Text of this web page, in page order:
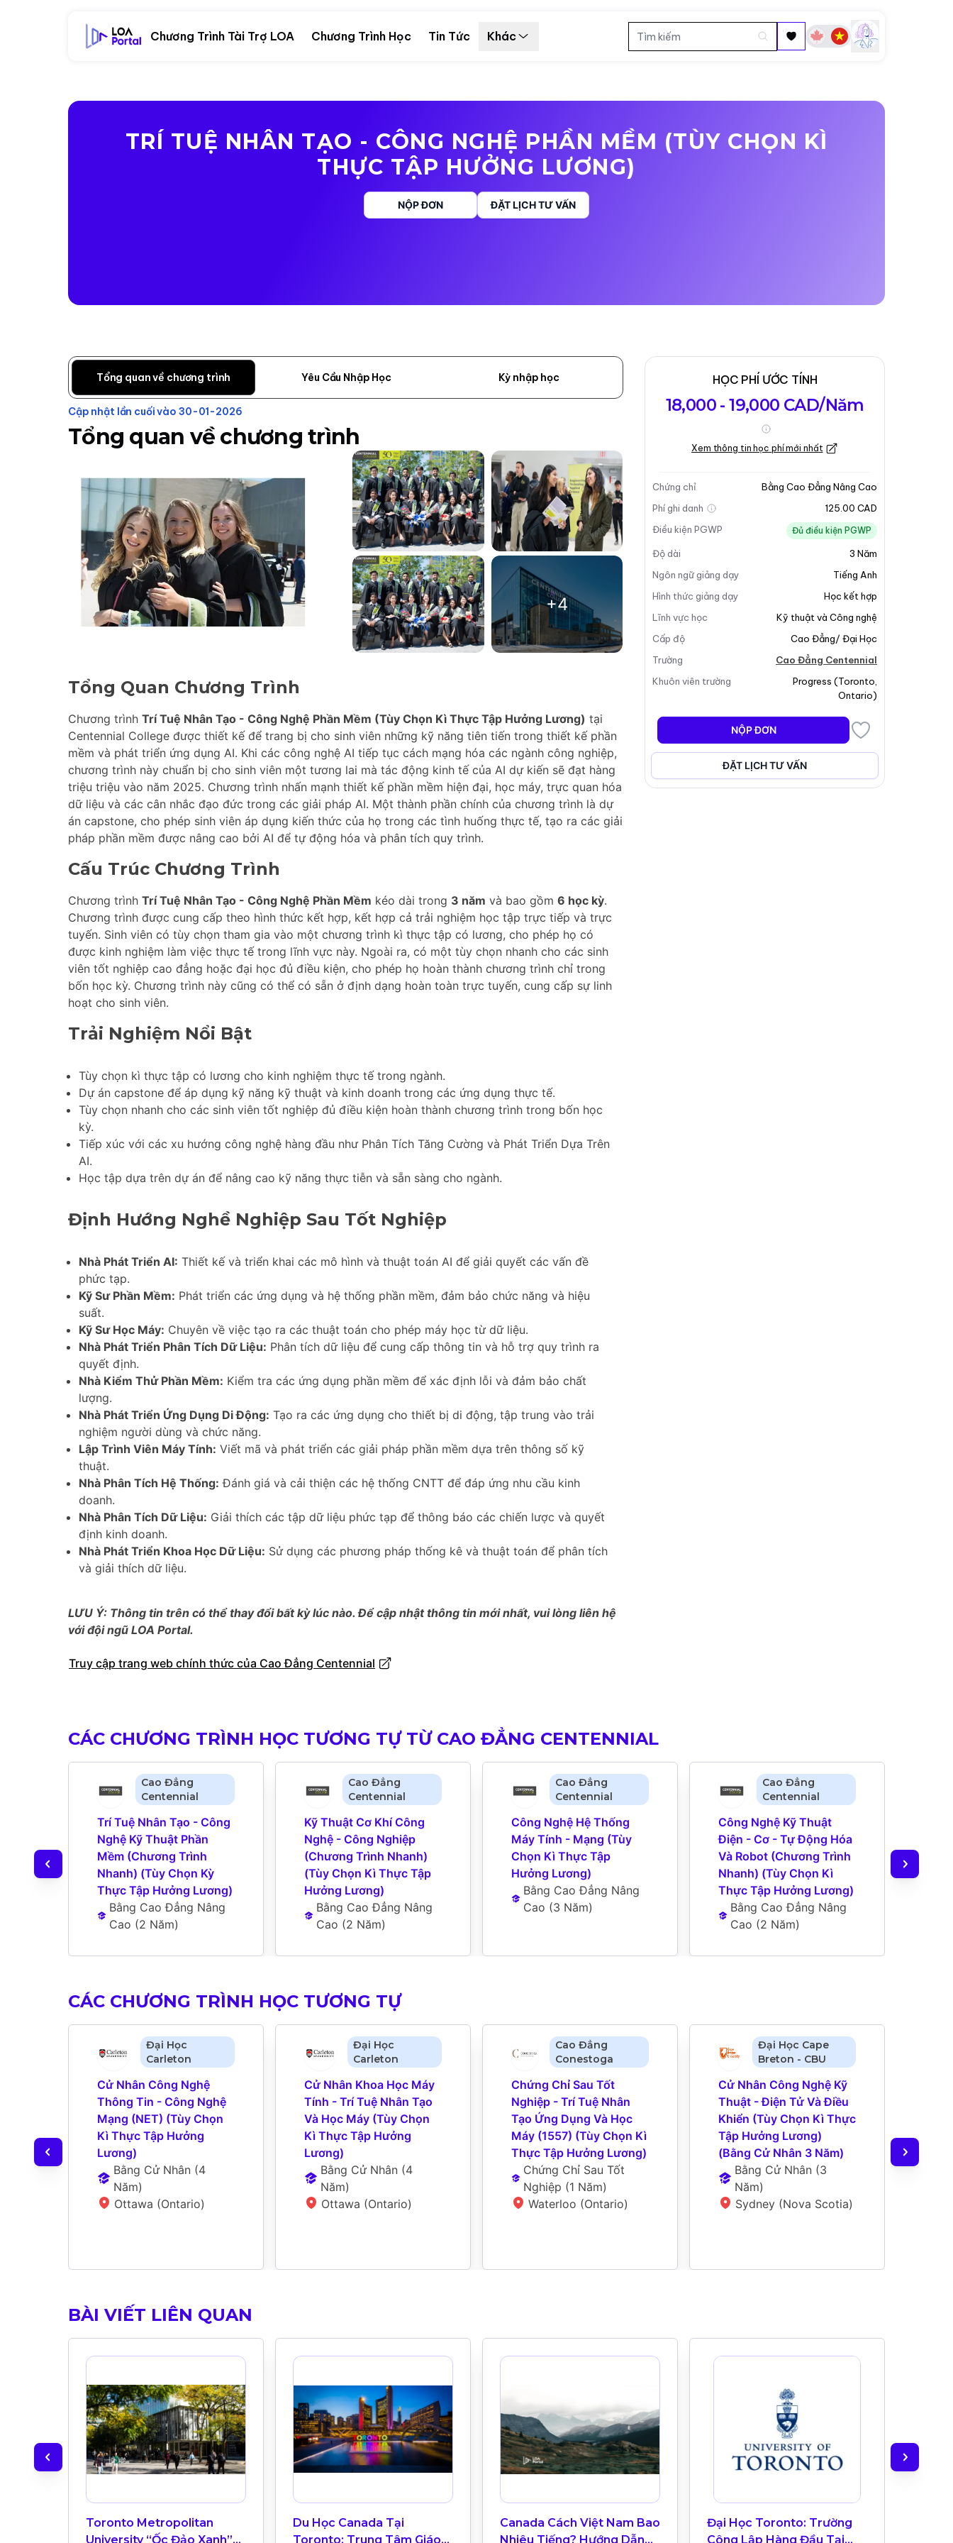
Chương Trình Tài Trợ LOA Chương Trình Học Tin Tức Khác
TRÍ TUỆ NHÂN TẠO - CÔNG NGHỆ PHẦN MỀM (TÙY CHỌN KÌ
THỰC TẬP HƯỞNG LƯƠNG)
NỘP ĐƠN ĐẶT LỊCH TƯ VẤN
Tổng quan về chương trình Yêu Cầu Nhập Học Kỳ nhập học
Cập nhật lần cuối vào 30-01-2026
Tổng quan về chương trình
+4
Tổng Quan Chương Trình
Chương trình Trí Tuệ Nhân Tạo - Công Nghệ Phần Mềm (Tùy Chọn Kì Thực Tập Hưởng Lương) tại
Centennial College được thiết kế để trang bị cho sinh viên những kỹ năng tiên tiến trong thiết kế phần
mềm và phát triển ứng dụng AI. Khi các công nghệ AI tiếp tục cách mạng hóa các ngành công nghiệp,
chương trình này chuẩn bị cho sinh viên một tương lai mà tác động kinh tế của AI dự kiến sẽ đạt hàng
triệu triệu vào năm 2025. Chương trình nhấn mạnh thiết kế phần mềm hiện đại, học máy, trực quan hóa
dữ liệu và các cân nhắc đạo đức trong các giải pháp AI. Một thành phần chính của chương trình là dự
án capstone, cho phép sinh viên áp dụng kiến thức của họ trong các tình huống thực tế, tạo ra các giải
pháp phần mềm được nâng cao bởi AI để tự động hóa và phân tích quy trình.
Cấu Trúc Chương Trình
Chương trình Trí Tuệ Nhân Tạo - Công Nghệ Phần Mềm kéo dài trong 3 năm và bao gồm 6 học kỳ.
Chương trình được cung cấp theo hình thức kết hợp, kết hợp cả trải nghiệm học tập trực tiếp và trực
tuyến. Sinh viên có tùy chọn tham gia vào một chương trình kì thực tập có lương, cho phép họ có
được kinh nghiệm làm việc thực tế trong lĩnh vực này. Ngoài ra, có một tùy chọn nhanh cho các sinh
viên tốt nghiệp cao đẳng hoặc đại học đủ điều kiện, cho phép họ hoàn thành chương trình chỉ trong
bốn học kỳ. Chương trình này cũng có thể có sẵn ở định dạng hoàn toàn trực tuyến, cung cấp sự linh
hoạt cho sinh viên.
Trải Nghiệm Nổi Bật
Tùy chọn kì thực tập có lương cho kinh nghiệm thực tế trong ngành.
Dự án capstone để áp dụng kỹ năng kỹ thuật và kinh doanh trong các ứng dụng thực tế.
Tùy chọn nhanh cho các sinh viên tốt nghiệp đủ điều kiện hoàn thành chương trình trong bốn học
kỳ.
Tiếp xúc với các xu hướng công nghệ hàng đầu như Phân Tích Tăng Cường và Phát Triển Dựa Trên
AI.
Học tập dựa trên dự án để nâng cao kỹ năng thực tiễn và sẵn sàng cho ngành.
Định Hướng Nghề Nghiệp Sau Tốt Nghiệp
Nhà Phát Triển AI: Thiết kế và triển khai các mô hình và thuật toán AI để giải quyết các vấn đề
phức tạp.
Kỹ Sư Phần Mềm: Phát triển các ứng dụng và hệ thống phần mềm, đảm bảo chức năng và hiệu
suất.
Kỹ Sư Học Máy: Chuyên về việc tạo ra các thuật toán cho phép máy học từ dữ liệu.
Nhà Phát Triển Phân Tích Dữ Liệu: Phân tích dữ liệu để cung cấp thông tin và hỗ trợ quy trình ra
quyết định.
Nhà Kiểm Thử Phần Mềm: Kiểm tra các ứng dụng phần mềm để xác định lỗi và đảm bảo chất
lượng.
Nhà Phát Triển Ứng Dụng Di Động: Tạo ra các ứng dụng cho thiết bị di động, tập trung vào trải
nghiệm người dùng và chức năng.
Lập Trình Viên Máy Tính: Viết mã và phát triển các giải pháp phần mềm dựa trên thông số kỹ
thuật.
Nhà Phân Tích Hệ Thống: Đánh giá và cải thiện các hệ thống CNTT để đáp ứng nhu cầu kinh
doanh.
Nhà Phân Tích Dữ Liệu: Giải thích các tập dữ liệu phức tạp để thông báo các chiến lược và quyết
định kinh doanh.
Nhà Phát Triển Khoa Học Dữ Liệu: Sử dụng các phương pháp thống kê và thuật toán để phân tích
và giải thích dữ liệu.
LƯU Ý: Thông tin trên có thể thay đổi bất kỳ lúc nào. Để cập nhật thông tin mới nhất, vui lòng liên hệ
với đội ngũ LOA Portal.
Truy cập trang web chính thức của Cao Đẳng Centennial
HỌC PHÍ ƯỚC TÍNH
18,000 - 19,000 CAD/Năm
Xem thông tin học phí mới nhất
Chứng chỉ
Bằng Cao Đẳng Nâng Cao
Phí ghi danh
125.00 CAD
Điều kiện PGWP
Đủ điều kiện PGWP
Độ dài 3 Năm
Ngôn ngữ giảng dạy
Tiếng Anh
Hình thức giảng dạy
Học kết hợp
Lĩnh vực học
Kỹ thuật và Công nghệ
Cấp độ
Cao Đẳng/ Đại Học
Trường
Cao Đẳng Centennial
Khuôn viên trường
Progress (Toronto
Ontario)
NỘP ĐƠN
ĐẶT LỊCH TƯ VẤN
CÁC CHƯƠNG TRÌNH HỌC TƯƠNG TỰ TỪ CAO ĐẲNG CENTENNIAL
Cao Đẳng
Centennial
Trí Tuệ Nhân Tạo - Công
Nghệ Kỹ Thuật Phần
Mềm (Chương Trình
Nhanh) (Tùy Chọn Kỳ
Thực Tập Hưởng Lương)
Bằng Cao Đẳng Nâng
Cao (2 Năm)
Cao Đẳng
Centennial
Kỹ Thuật Cơ Khí Công
Nghệ - Công Nghiệp
(Chương Trình Nhanh)
(Tùy Chọn Kì Thực Tập
Hưởng Lương)
Bằng Cao Đẳng Nâng
Cao (2 Năm)
Cao Đẳng
Centennial
Công Nghệ Hệ Thống
Máy Tính - Mạng (Tùy
Chọn Kì Thực Tập
Hưởng Lương)
Bằng Cao Đẳng Nâng
Cao (3 Năm)
Cao Đẳng
Centennial
Công Nghệ Kỹ Thuật
Điện - Cơ - Tự Động Hóa
Và Robot (Chương Trình
Nhanh) (Tùy Chọn Kì
Thực Tập Hưởng Lương)
Bằng Cao Đẳng Nâng
Cao (2 Năm)
CÁC CHƯƠNG TRÌNH HỌC TƯƠNG TỰ
Đại Học
Carleton
Cử Nhân Công Nghệ
Thông Tin - Công Nghệ
Mạng (NET) (Tùy Chọn
Kì Thực Tập Hưởng
Lương)
Bằng Cử Nhân (4
Năm)
Ottawa (Ontario)
Đại Học
Carleton
Cử Nhân Khoa Học Máy
Tính - Trí Tuệ Nhân Tạo
Và Học Máy (Tùy Chọn
Kì Thực Tập Hưởng
Lương)
Bằng Cử Nhân (4
Năm)
Ottawa (Ontario)
Cao Đẳng
Conestoga
Chứng Chỉ Sau Tốt
Nghiệp - Trí Tuệ Nhân
Tạo Ứng Dụng Và Học
Máy (1557) (Tùy Chọn Kì
Thực Tập Hưởng Lương)
Chứng Chỉ Sau Tốt
Nghiệp (1 Năm)
Waterloo (Ontario)
Đại Học Cape
Breton - CBU
Cử Nhân Công Nghệ Kỹ
Thuật - Điện Tử Và Điều
Khiển (Tùy Chọn Kì Thực
Tập Hưởng Lương)
(Bằng Cử Nhân 3 Năm)
Bằng Cử Nhân (3
Năm)
Sydney (Nova Scotia)
BÀI VIẾT LIÊN QUAN
Toronto Metropolitan
University “Ốc Đảo Xanh”
Du Học Canada Tại
Toronto: Trung Tâm Giáo
Canada Cách Việt Nam Bao
Nhiêu Tiếng? Hướng Dẫn
Đại Học Toronto: Trường
Công Lập Hàng Đầu Tại